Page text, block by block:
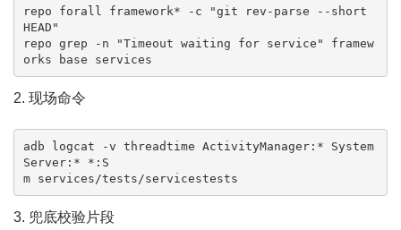
repo forall framework* -c "git rev-parse --short
HEAD"
repo grep -n "Timeout waiting for service" framew
orks base services
2. 现场命令
adb logcat -v threadtime ActivityManager:* System
Server:* *:S
m services/tests/servicestests
3. 兜底校验片段